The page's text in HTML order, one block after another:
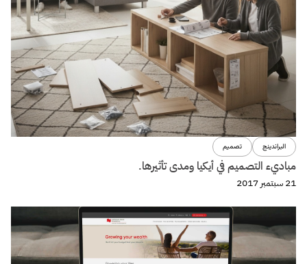
البراندينج تصميم
مباديء التصميم في أيكيا ومدى تأثيرها.
21 سبتمبر 2017